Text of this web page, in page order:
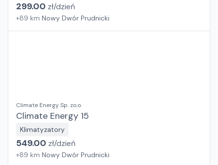
299.00 zł/dzień
+89 km Nowy Dwór Prudnicki
Climate Energy Sp. zo.o.
Climate Energy 15
Klimatyzatory
549.00 zł/dzień
+89 km Nowy Dwór Prudnicki